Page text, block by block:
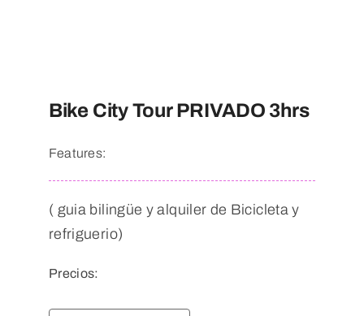
Bike City Tour PRIVADO 3hrs
Features:
( guia bilingüe y alquiler de Bicicleta y
refriguerio)
Precios: